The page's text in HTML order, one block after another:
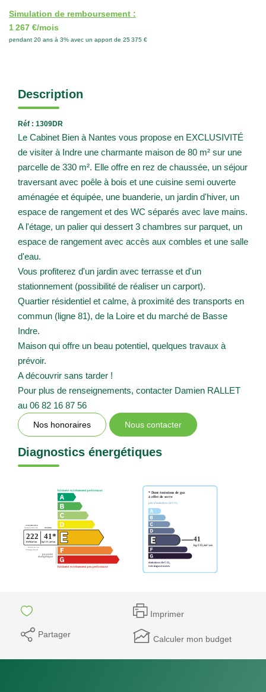
Simulation de remboursement :
1 267 €/mois
pendant 20 ans à 3% avec un apport de 25 375 €
Description
Réf : 1309DR
Le Cabinet Bien à Nantes vous propose en EXCLUSIVITÉ
de visiter à Indre une charmante maison de 80 m² sur une
parcelle de 330 m². Elle offre en rez de chaussée, un séjour
traversant avec poêle à bois et une cuisine semi ouverte
aménagée et équipée, une buanderie, un jardin d'hiver, un
espace de rangement et des WC séparés avec lave mains.
A l'étage, un palier qui dessert 3 chambres sur parquet, un
espace de rangement avec accès aux combles et une salle
d'eau.
Vous profiterez d'un jardin avec terrasse et d'un
stationnement (possibilité de réaliser un carport).
Quartier résidentiel et calme, à proximité des transports en
commun (ligne 81), de la Loire et du marché de Basse
Indre.
Maison qui offre un beau potentiel, quelques travaux à
prévoir.
A découvrir sans tarder !
Pour plus de renseignements, contacter Damien RALLET
au 06 82 16 87 56
Nos honoraires Nous contacter
Diagnostics énergétiques
Imprimer
Partager Calculer mon budget